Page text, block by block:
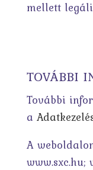
mellett
TOVÁBBI
További
a
A
www.sxc.hu;